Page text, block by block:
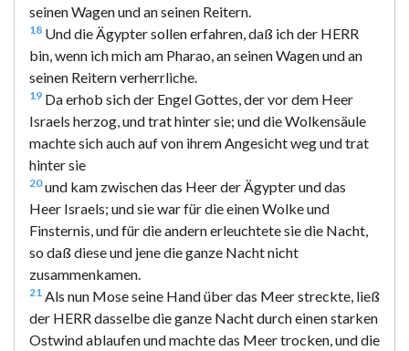
seinen Wagen und an seinen Reitern.
18 Und die Ägypter sollen erfahren, daß ich der HERR
bin, wenn ich mich am Pharao, an seinen Wagen und an
seinen Reitern verherrliche.
19 Da erhob sich der Engel Gottes, der vor dem Heer
Israels herzog, und trat hinter sie; und die Wolkensäule
machte sich auch auf von ihrem Angesicht weg und trat
hinter sie
20und kam zwischen das Heer der Ägypter und das
Heer Israels; und sie war für die einen Wolke und
Finsternis, und für die andern erleuchtete sie die Nacht,
so daß diese und jene die ganze Nacht nicht
zusammenkamen.
21 Als nun Mose seine Hand über das Meer streckte, ließ
der HERR dasselbe die ganze Nacht durch einen starken
Ostwind ablaufen und machte das Meer trocken, und die